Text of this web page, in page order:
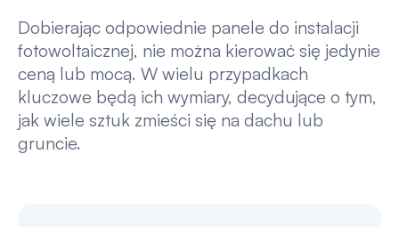
Dobierając odpowiednie panele do instalacji
fotowoltaicznej, nie można kierować się jedynie
ceną lub mocą. W wielu przypadkach
kluczowe będą ich wymiary, decydujące o tym,
jak wiele sztuk zmieści się na dachu lub
gruncie.